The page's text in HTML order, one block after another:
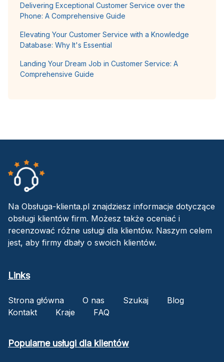
Delivering Exceptional Customer Service over the
Phone: A Comprehensive Guide
Elevating Your Customer Service with a Knowledge
Database: Why It's Essential
Landing Your Dream Job in Customer Service: A
Comprehensive Guide
Na Obsługa-klienta.pl znajdziesz informacje dotyczące
obsługi klientów firm. Możesz także oceniać i
recenzować różne usługi dla klientów. Naszym celem
jest, aby firmy dbały o swoich klientów.
Links
Strona główna O nas Szukaj
Blog
Kontakt
Kraje FAQ
Popularne usługi dla klientów